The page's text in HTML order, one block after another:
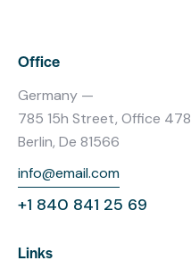
Office
Germany —
785 15h Street, Office 478
Berlin, De 81566
info@email.com
+1 840 841 25 69
Links